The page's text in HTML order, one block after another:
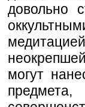
довольно
могут